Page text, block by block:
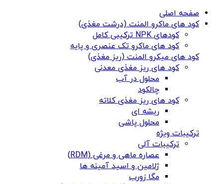
صفحه اصلی
کود های ماکرو المنت (درشت مغذی)
کودهای NPK ترکیبی کامل
کود های ماکرو تک عنصری و پایه
کود های میکرو المنت (ریز مغذی)
کود های ریز مغذی معدنی
محلول در آب
چالکود
کود های ریز مغذی کلاته
ریشه ای
محلول پاشی
ترکیبات ویژه
ترکیبات آلی
عصاره ماهی و مرغی (RDM)
ژلامین و اسید آمینه ها
مگا زورب